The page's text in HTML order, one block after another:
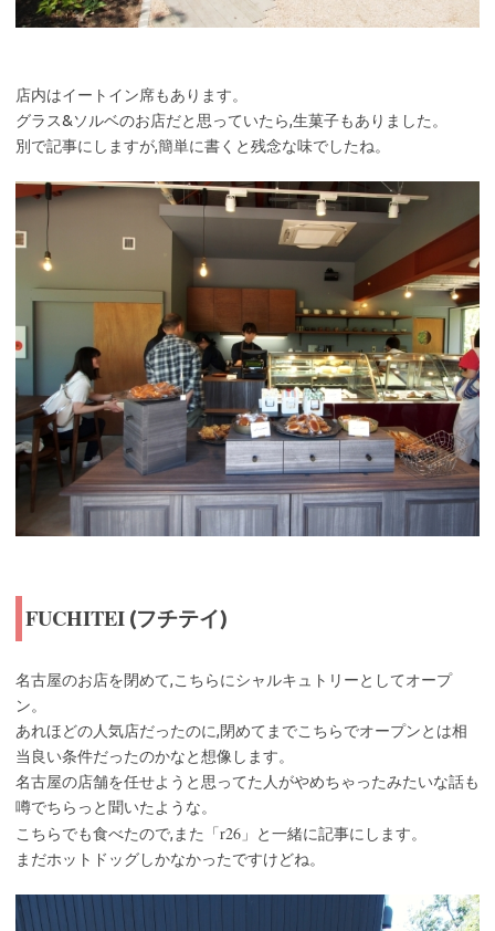
店内はイートイン席もあります。
グラス&ソルベのお店だと思っていたら,生菓子もありました。
別で記事にしますが,簡単に書くと残念な味でしたね。
FUCHITEI (フチテイ)
名古屋のお店を閉めて,こちらにシャルキュトリーとしてオープ
ン。
あれほどの人気店だったのに,閉めてまでこちらでオープンとは相
当良い条件だったのかなと想像します。
名古屋の店舗を任せようと思ってた人がやめちゃったみたいな話も
噂でちらっと聞いたような。
こちらでも食べたので,また「r26 」と一緒に記事にします。
まだホットドッグしかなかったですけどね。